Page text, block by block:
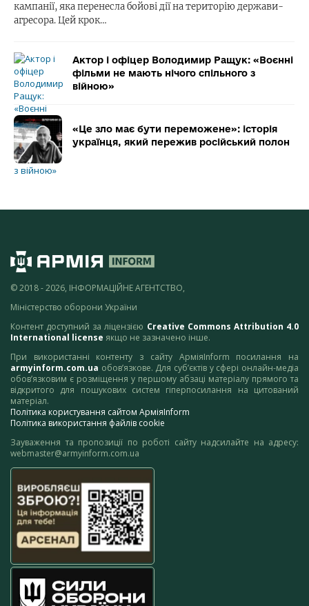
кампанії, яка перенесла бойові дії на територію держави-
агресора. Цей крок…
Актор і офіцер Володимир Ращук: «Воєнні
фільми не мають нічого спільного з
війною»
«Це зло має бути переможене»: історія
українця, який пережив російський полон
© 2018 - 2026, ІНФОРМАЦІЙНЕ АГЕНТСТВО,
Міністерство оборони України
Контент доступний за ліцензією Creative Commons Attribution 4.0
International license якщо не зазначено інше.
При використанні контенту з сайту АрміяInform посилання на
armyinform.com.ua обов’язкове. Для суб’єктів у сфері онлайн-медіа
обов’язковим є розміщення у першому абзаці матеріалу прямого та
відкритого для пошукових систем гіперпосилання на цитований
матеріал.
Політика користування сайтом АрміяInform
Політика використання файлів cookie
Зауваження та пропозиції по роботі сайту надсилайте на адресу:
webmaster@armyinform.com.ua